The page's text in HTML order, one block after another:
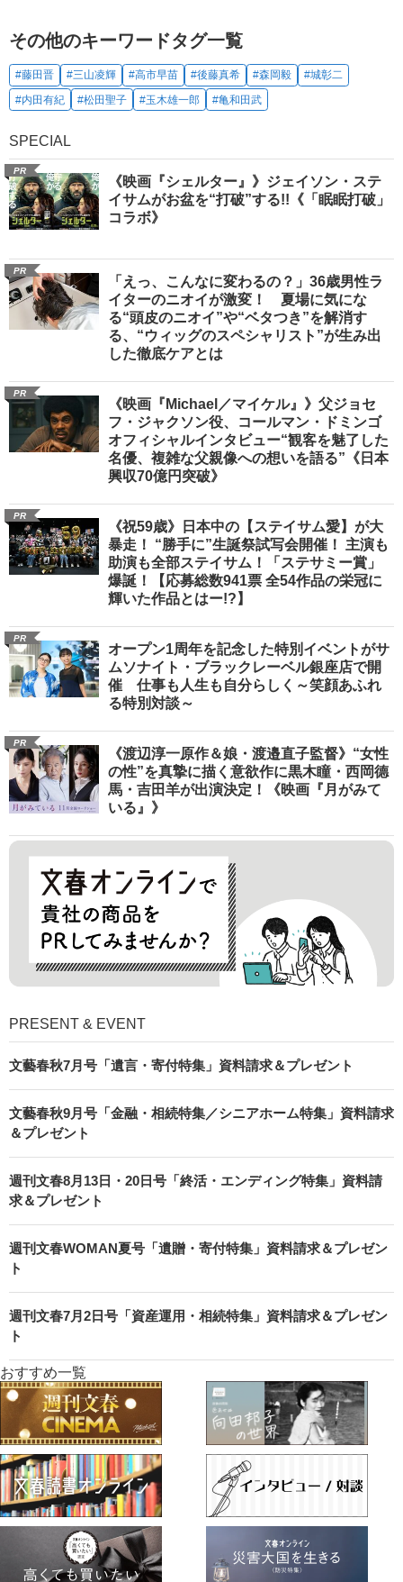
その他のキーワードタグ一覧
#藤田晋 #三山凌輝 #高市早苗 #後藤真希 #森岡毅
#城彰二
#内田有紀
#松田聖子 #玉木雄一郎 #亀和田武
SPECIAL
PR
《映画『シェルター』》ジェイソン・ステ
イサムがお盆を“打破”する!!《「眠眠打破」
コラボ》
PR
「えっ、こんなに変わるの？」36歳男性ラ
イターのニオイが激変！ 夏場に気にな
る“頭皮のニオイ”や“ベタつき”を解消す
る、“ウィッグのスペシャリスト”が生み出
した徹底ケアとは
PR
《映画『Michael／マイケル』》父ジョセ
フ・ジャクソン役、コールマン・ドミンゴ
オフィシャルインタビュー“観客を魅了した
名優、複雑な父親像への想いを語る”《日本
興収70億円突破》
PR
《祝59歳》日本中の【ステイサム愛】が大
暴走！ “勝手に”生誕祭試写会開催！ 主演も
助演も全部ステイサム！「ステサミー賞」
爆誕！【応募総数941票 全54作品の栄冠に
輝いた作品とはー!?】
PR
オープン1周年を記念した特別イベントがサ
ムソナイト・ブラックレーベル銀座店で開
催 仕事も人生も自分らしく～笑顔あふれ
る特別対談～
PR
《渡辺淳一原作＆娘・渡邉直子監督》“女性
の性”を真摯に描く意欲作に黒木瞳・西岡德
馬・吉田羊が出演決定！《映画『月がみて
いる』》
PRESENT & EVENT
文藝春秋7月号「遺言・寄付特集」資料請求＆プレゼント
文藝春秋9月号「金融・相続特集／シニアホーム特集」資料請求
＆プレゼント
週刊文春8月13日・20日号「終活・エンディング特集」資料請
求＆プレゼント
週刊文春WOMAN夏号「遺贈・寄付特集」資料請求＆プレゼン
ト
週刊文春7月2日号「資産運用・相続特集」資料請求＆プレゼン
ト
おすすめ一覧